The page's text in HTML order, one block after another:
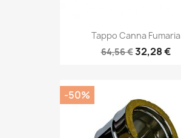
Tappo Canna Fumaria
64,56 €32,28 €
-50%